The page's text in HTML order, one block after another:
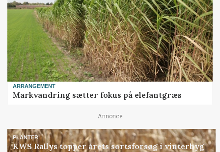
ARRANGEMENT
Markvandring sætter fokus på elefantgræs
Annonce
PLANTER
KWS Rallys topper årets sortsforsøg i vinterbyg